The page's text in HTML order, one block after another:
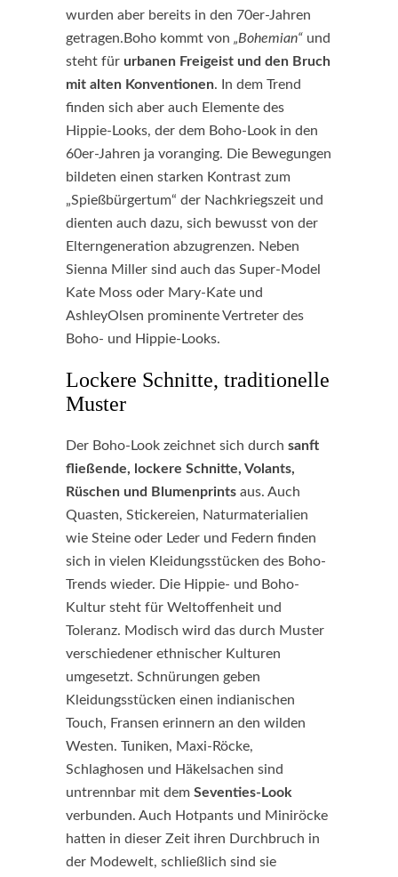
wurden aber bereits in den 70er-Jahren
getragen.Boho kommt von „Bohemian“ und
steht für urbanen Freigeist und den Bruch
mit alten Konventionen. In dem Trend
finden sich aber auch Elemente des
Hippie-Looks, der dem Boho-Look in den
60er-Jahren ja voranging. Die Bewegungen
bildeten einen starken Kontrast zum
„Spießbürgertum“ der Nachkriegszeit und
dienten auch dazu, sich bewusst von der
Elterngeneration abzugrenzen. Neben
Sienna Miller sind auch das Super-Model
Kate Moss oder Mary-Kate und
AshleyOlsen prominente Vertreter des
Boho- und Hippie-Looks.
Lockere Schnitte, traditionelle
Muster
Der Boho-Look zeichnet sich durch sanft
fließende, lockere Schnitte, Volants,
Rüschen und Blumenprints aus. Auch
Quasten, Stickereien, Naturmaterialien
wie Steine oder Leder und Federn finden
sich in vielen Kleidungsstücken des Boho-
Trends wieder. Die Hippie- und Boho-
Kultur steht für Weltoffenheit und
Toleranz. Modisch wird das durch Muster
verschiedener ethnischer Kulturen
umgesetzt. Schnürungen geben
Kleidungsstücken einen indianischen
Touch, Fransen erinnern an den wilden
Westen. Tuniken, Maxi-Röcke,
Schlaghosen und Häkelsachen sind
untrennbar mit dem Seventies-Look
verbunden. Auch Hotpants und Miniröcke
hatten in dieser Zeit ihren Durchbruch in
der Modewelt, schließlich sind sie